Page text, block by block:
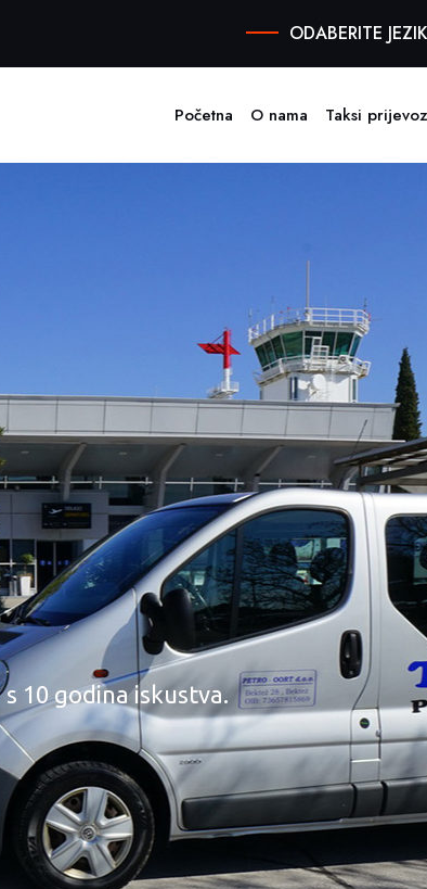
ODABERITE JEZIK
Početna O nama Taksi prijevoz
10 godina iskustva.